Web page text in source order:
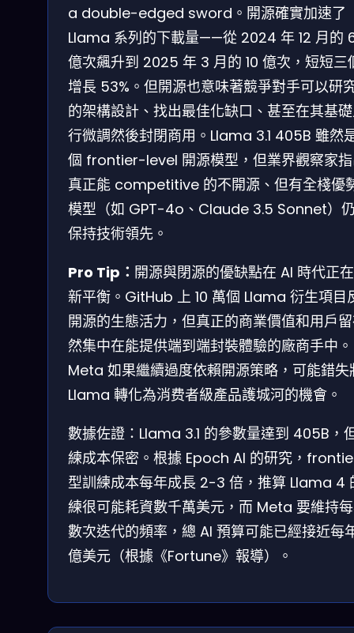
a double-edged sword。開源確實加速了
Llama 系列的下載量——從 2024 年 12 月的
億次飆升到 2025 年 3 月的 10 億次，短短三
增長 53%。但開源也意味著競爭對手可以研
的架構設計、找出最佳化缺口、甚至在其基
行微調然後封閉商用。Llama 3.1 405B 雖然
個 frontier-level 開源模型，但業界觀察家
真正能 competitive 的不開源、但有全棧優
模型（如 GPT-4o、Claude 3.5 Sonnet）
保持技術領先。
Pro Tip： 開源與閉源的優缺點在 AI 時代正
新平衡。GitHub 上 10 萬個 Llama 衍生項目
開源的生態活力，但真正的商業價值和用戶
然集中在能提供端到端封裝體驗的廠商手中。
Meta 如果繼續過度依賴開源策略，可能錯失
Llama 轉化為消费者級產品護城河的機會。
數據佐證：Llama 3.1 的參數量達到 405B，
練成本保密。根據 Epoch AI 的研究，
型訓練成本每年成長 2-3 倍，推算 Llama 4
練很可能耗資數千萬美元，而 Meta 要維持
數次迭代的頻率，總 AI 預算可能已經接近每
億美元（根據《Fortune》報導）。